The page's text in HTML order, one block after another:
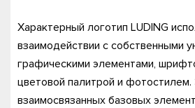
Характерный логотип LUDING
взаимодействии с собственными
графическими элементами,
цветовой палитрой и фотостилем.
взаимосвязанных базовых